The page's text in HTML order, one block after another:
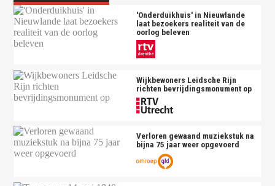
'Onderduikhuis' in Nieuwlande
laat bezoekers realiteit van de
oorlog beleven
Wijkbewoners Leidsche Rijn
richten bevrijdingsmonument op
Verloren gewaand muziekstuk na
bijna 75 jaar weer opgevoerd